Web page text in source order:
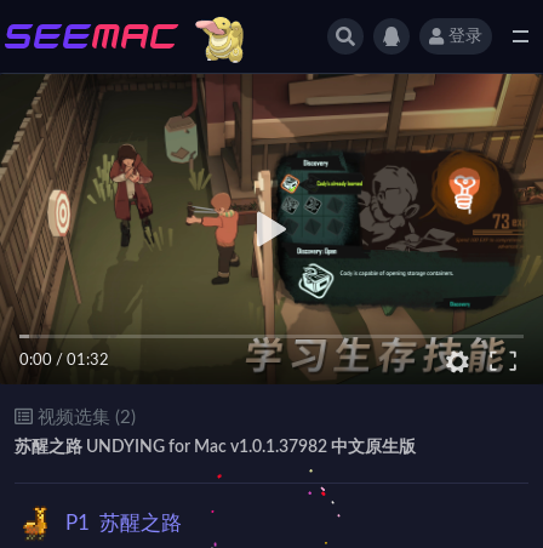
登录
0:00 / 01:32
视频选集 (2)
苏醒之路 UNDYING for Mac v1.0.1.37982 中文原生版
P1 苏醒之路